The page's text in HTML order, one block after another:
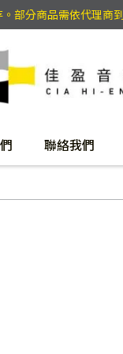
部分商品需依代理商
聯絡我們